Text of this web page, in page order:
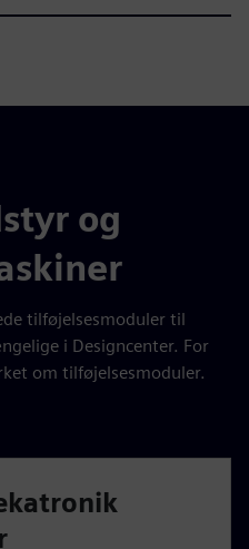
og
tilføjelsesmoduler til
i Designcenter. For
om tilføjelsesmoduler.